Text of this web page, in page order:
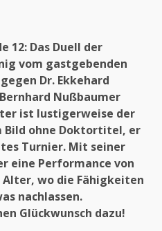
12: Das Duell der
vom gastgebenden
Dr. Ekkehard
Nußbaumer
ist lustigerweise der
Bild ohne Doktortitel, er
Turnier. Mit seiner
eine Performance von
Alter, wo die Fähigkeiten
nachlassen.
Glückwunsch dazu!